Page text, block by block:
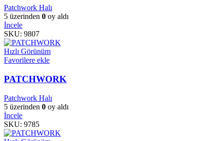
Patchwork Halı
5 üzerinden 0 oy aldı
İncele
SKU: 9807
Hızlı Görünüm
Favorilere ekle
PATCHWORK
Patchwork Halı
5 üzerinden 0 oy aldı
İncele
SKU: 9785